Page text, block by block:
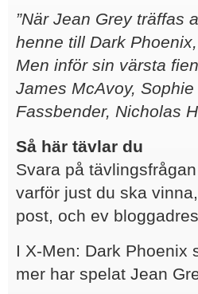
”När Jean Grey träffas
henne till Dark
Men inför sin värsta
James McAvoy,
Fassbender, Nicholas
Så här tävlar du
Svara på
varför just du ska
post, och ev
I X-Men: Dark Phoenix
mer har spelat Jean